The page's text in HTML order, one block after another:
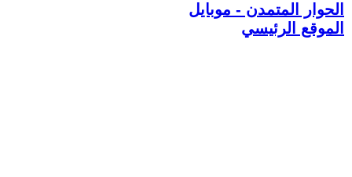
الحوار المتمدن - موبايل
الموقع الرئيسي